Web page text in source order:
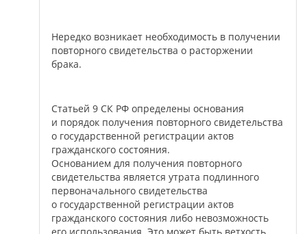
Нередко возникает необходимость в получении
повторного свидетельства о расторжении
брака.
Статьей 9 СК РФ определены основания
и порядок получения повторного свидетельства
о государственной регистрации актов
гражданского состояния.
Основанием для получения повторного
свидетельства является утрата подлинного
первоначального свидетельства
о государственной регистрации актов
гражданского состояния либо невозможность